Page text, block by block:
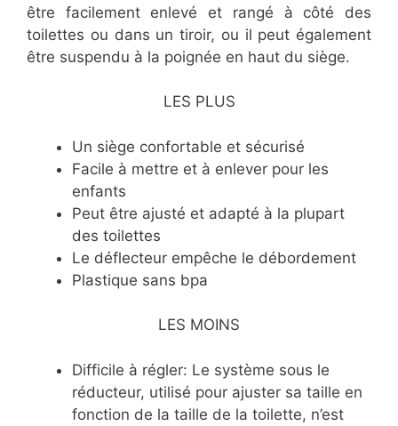
être facilement enlevé et rangé à côté des
toilettes ou dans un tiroir, ou il peut également
être suspendu à la poignée en haut du siège.
LES PLUS
​Un siège confortable et sécurisé
​Facile à mettre et à enlever pour les
enfants
​Peut être ajusté et adapté à la plupart
des toilettes
​Le déflecteur empêche le débordement
​Plastique sans bpa
LES MOINS
​Difficile à régler: Le système sous le
réducteur, utilisé pour ajuster sa taille en
fonction de la taille de la toilette, n’est